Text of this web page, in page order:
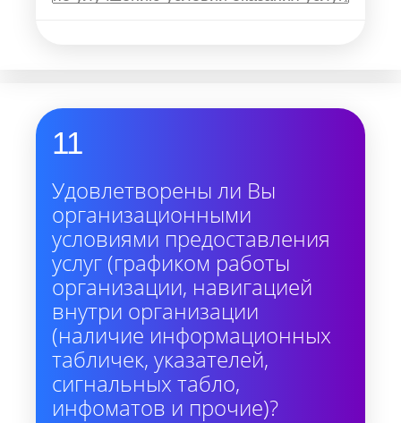
11
Удовлетворены ли Вы
организационными
условиями предоставления
услуг (графиком работы
организации, навигацией
внутри организации
(наличие информационных
табличек, указателей,
сигнальных табло,
инфоматов и прочие)?